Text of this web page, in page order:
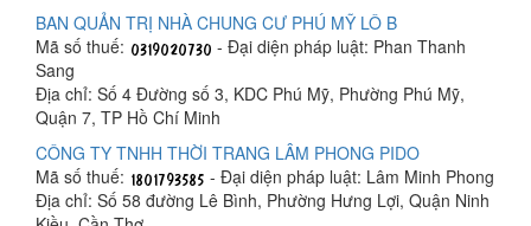
BAN QUẢN TRỊ NHÀ CHUNG CƯ PHÚ MỸ LÔ B
Mã số thuế:
- Đại diện pháp luật: Phan Thanh
Sang
Địa chỉ: Số 4 Đường số 3, KDC Phú Mỹ, Phường Phú Mỹ,
Quận 7, TP Hồ Chí Minh
CÔNG TY TNHH THỜI TRANG LÂM PHONG PIDO
Mã số thuế:
- Đại diện pháp luật: Lâm Minh Phong
Địa chỉ: Số 58 đường Lê Bình, Phường Hưng Lợi, Quận Ninh